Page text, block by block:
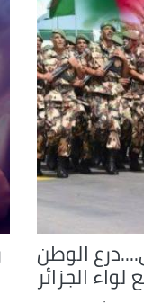
الوطن
لواء الجزائر